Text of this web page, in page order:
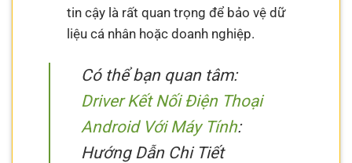
tin cậy là rất quan trọng để bảo vệ dữ
liệu cá nhân hoặc doanh nghiệp.
Có thể bạn quan tâm:
Driver Kết Nối Điện Thoại
Android Với Máy Tính:
Hướng Dẫn Chi Tiết